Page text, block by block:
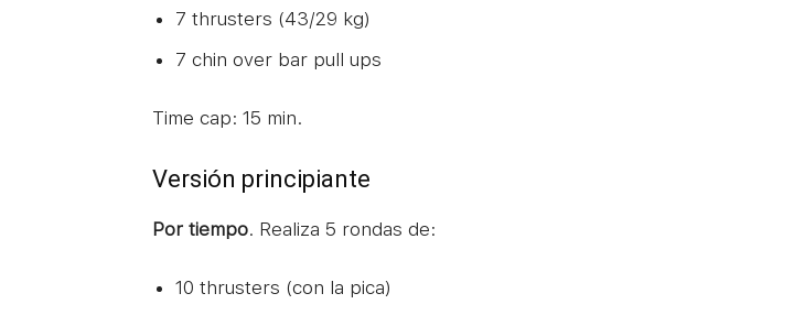
7 thrusters (43/29 kg)
7 chin over bar pull ups
Time cap: 15 min.
Versión principiante
Por tiempo. Realiza 5 rondas de:
10 thrusters (con la pica)